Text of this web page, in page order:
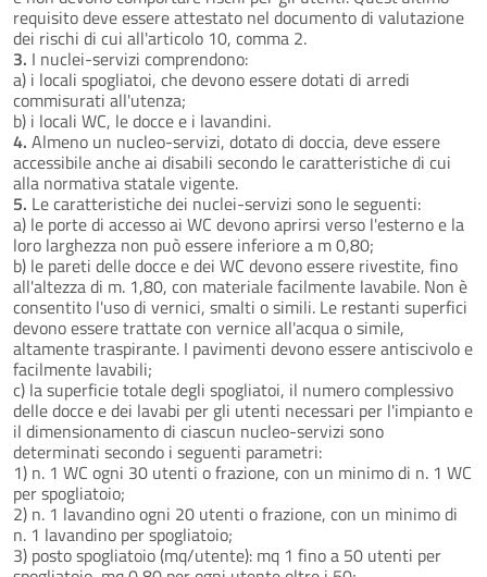
requisito deve essere attestato nel documento di valutazione
dei rischi di cui all'articolo 10, comma 2.
3. I nuclei-servizi comprendono:
a) i locali spogliatoi, che devono essere dotati di arredi
commisurati all'utenza;
b) i locali WC, le docce e i lavandini.
4. Almeno un nucleo-servizi, dotato di doccia, deve essere
accessibile anche ai disabili secondo le caratteristiche di cui
alla normativa statale vigente.
5. Le caratteristiche dei nuclei-servizi sono le seguenti:
a) le porte di accesso ai WC devono aprirsi verso l'esterno e la
loro larghezza non può essere inferiore a m 0,80;
b) le pareti delle docce e dei WC devono essere rivestite, fino
all'altezza di m. 1,80, con materiale facilmente lavabile. Non è
consentito l'uso di vernici, smalti o simili. Le restanti superfici
devono essere trattate con vernice all'acqua o simile,
altamente traspirante. I pavimenti devono essere antiscivolo e
facilmente lavabili;
c) la superficie totale degli spogliatoi, il numero complessivo
delle docce e dei lavabi per gli utenti necessari per l'impianto e
il dimensionamento di ciascun nucleo-servizi sono
determinati secondo i seguenti parametri:
1) n. 1 WC ogni 30 utenti o frazione, con un minimo di n. 1 WC
per spogliatoio;
2) n. 1 lavandino ogni 20 utenti o frazione, con un minimo di
n. 1 lavandino per spogliatoio;
3) posto spogliatoio (mq/utente): mq 1 fino a 50 utenti per